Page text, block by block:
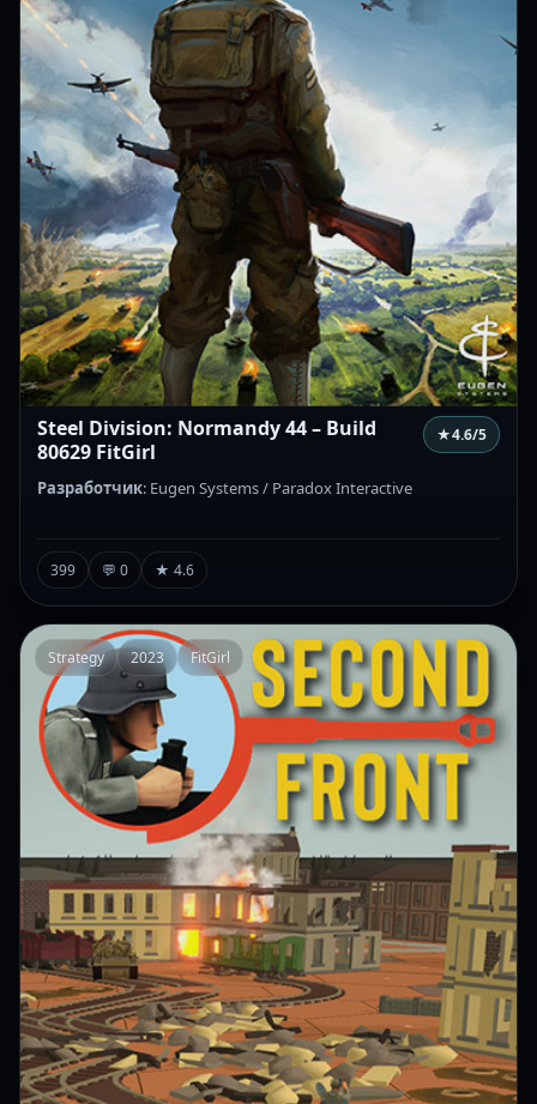
Steel Division: Normandy 44 – Build
80629 FitGirl
★4.6/5
Разработчик: Eugen Systems / Paradox Interactive
399 💬 0 ★ 4.6
Strategy 2023 FitGirl